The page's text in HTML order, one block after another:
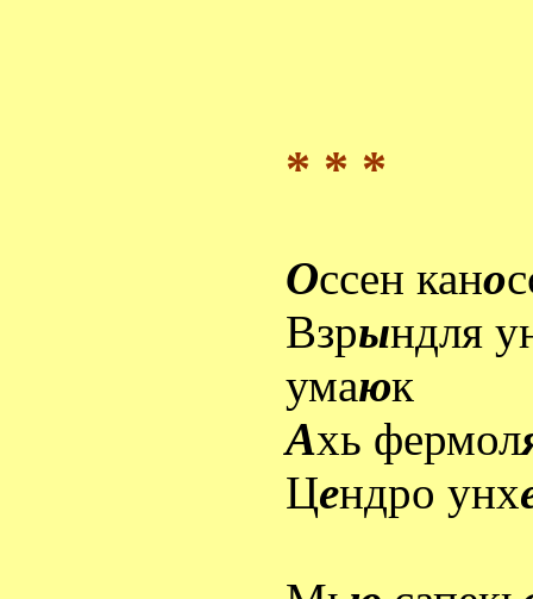
* * *
Оссен кано
Взрындля
умаюк
Ахь фермол
Цендро унх